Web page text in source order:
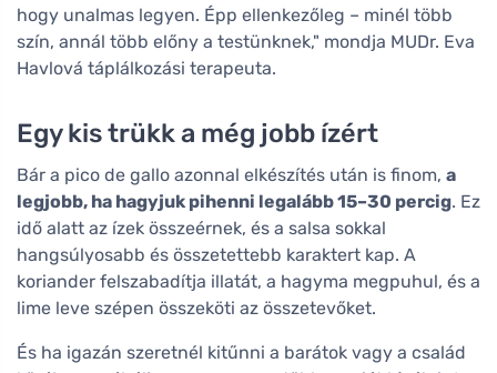
hogy unalmas legyen. Épp ellenkezőleg – minél több
szín, annál több előny a testünknek," mondja MUDr. Eva
Havlová táplálkozási terapeuta.
Egy kis trükk a még jobb ízért
Bár a pico de gallo azonnal elkészítés után is finom, a
legjobb, ha hagyjuk pihenni legalább 15–30 percig. Ez
idő alatt az ízek összeérnek, és a salsa sokkal
hangsúlyosabb és összetettebb karaktert kap. A
koriander felszabadítja illatát, a hagyma megpuhul, és a
lime leve szépen összeköti az összetevőket.
És ha igazán szeretnél kitűnni a barátok vagy a család